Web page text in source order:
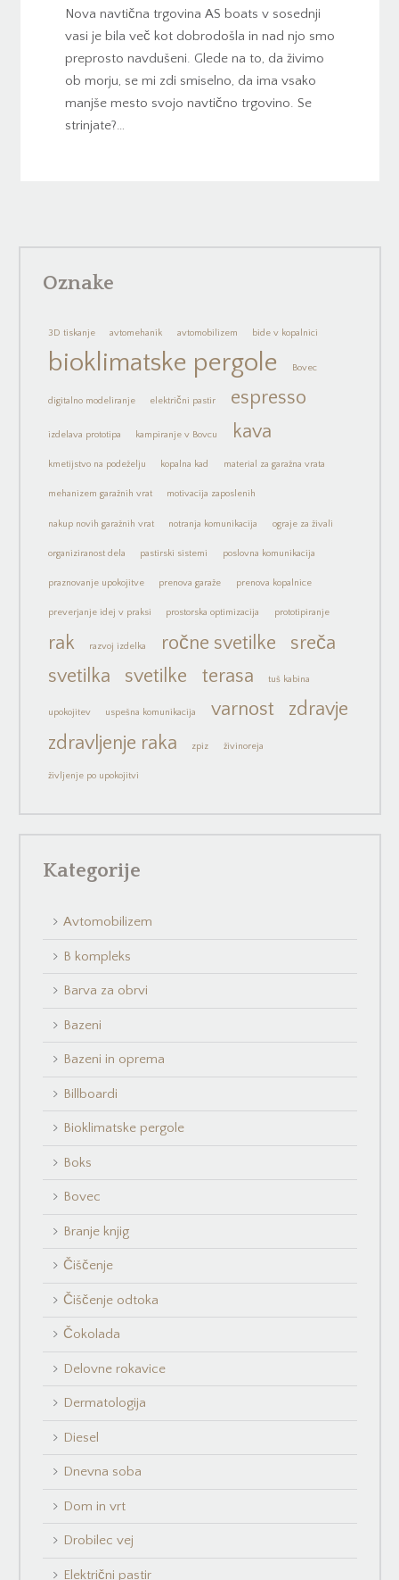
Nova navtična trgovina AS boats v sosednji
vasi je bila več kot dobrodošla in nad njo smo
preprosto navdušeni. Glede na to, da živimo
ob morju, se mi zdi smiselno, da ima vsako
manjše mesto svojo navtično trgovino. Se
strinjate?…
Oznake
3D tiskanje avtomehanik avtomobilizem bide v kopalnici
bioklimatske pergole Bovec
digitalno modeliranje električni pastir espresso
izdelava prototipa kampiranje v Bovcu kava
kmetijstvo na podeželju kopalna kad material za garažna vrata
mehanizem garažnih vrat motivacija zaposlenih
nakup novih garažnih vrat notranja komunikacija ograje za živali
organiziranost dela pastirski sistemi poslovna komunikacija
praznovanje upokojitve prenova garaže prenova kopalnice
preverjanje idej v praksi prostorska optimizacija prototipiranje
rak razvoj izdelka ročne svetilke
sreča
svetilka
svetilke terasa tuš kabina
upokojitev uspešna komunikacija varnost
zdravje
zdravljenje raka
zpiz živinoreja
življenje po upokojitvi
Kategorije
Avtomobilizem
B kompleks
Barva za obrvi
Bazeni
Bazeni in oprema
Billboardi
Bioklimatske pergole
Boks
Bovec
Branje knjig
Čiščenje
Čiščenje odtoka
Čokolada
Delovne rokavice
Dermatologija
Diesel
Dnevna soba
Dom in vrt
Drobilec vej
Električni pastir